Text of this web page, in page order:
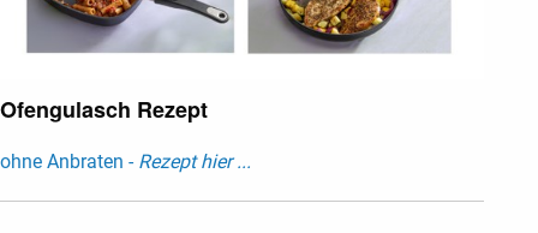
Ofengulasch Rezept
ohne Anbraten - Rezept hier ...